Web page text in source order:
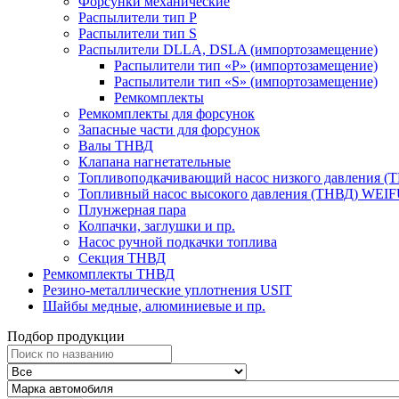
Распылители тип P
Распылители тип S
Распылители DLLA, DSLA (импортозамещение)
Распылители тип «Р» (импортозамещение)
Распылители тип «S» (импортозамещение)
Ремкомплекты
Ремкомплекты для форсунок
Запасные части для форсунок
Валы ТНВД
Клапана нагнетательные
Топливоподкачивающий насос низкого давления
Топливный насос высокого давления (ТНВД)
Плунжерная пара
Колпачки, заглушки и пр.
Насос ручной подкачки топлива
Секция ТНВД
Ремкомплекты ТНВД
Резино-металлические уплотнения USIT
Шайбы медные, алюминиевые и пр.
Подбор продукции